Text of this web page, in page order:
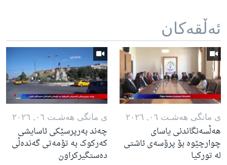
ئه‌ڵقه‌کان
ی مانگی هه‌شـت ٠٦, ٢٠٢٦
هەڵسەنگاندنی یاسای
چوارچێوە بۆ پرۆسەی ئاشتی
لە تورکیا
ی مانگی هه‌شـت ٠٦, ٢٠٢٦
چەند بەرپرسێکی ئاسایشی
کەرکوک بە تۆمەتی گەندەڵی
دەستگیرکراون